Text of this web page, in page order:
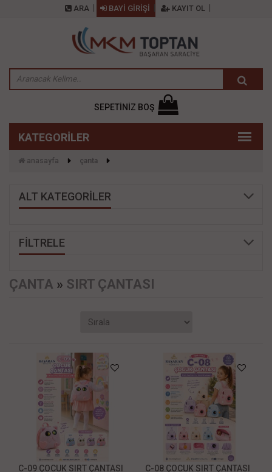
ARA BAYİ GİRİŞİ KAYIT OL
SEPETİNİZ BOŞ
anasayfa çanta
ALT KATEGORİLER
FİLTRELE
ÇANTA » SIRT ÇANTASI
C-09 ÇOCUK SIRT ÇANTASI C-08 ÇOCUK SIRT ÇANTASI